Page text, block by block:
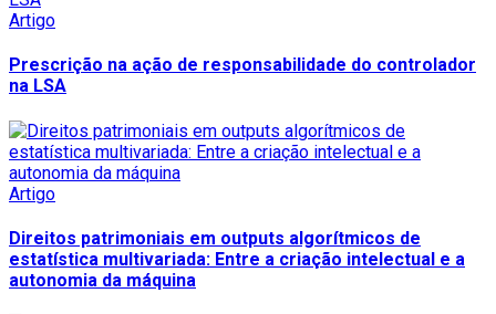
Artigo
Prescrição na ação de responsabilidade do controlador
na LSA
Artigo
Direitos patrimoniais em outputs algorítmicos de
estatística multivariada: Entre a criação intelectual e a
autonomia da máquina